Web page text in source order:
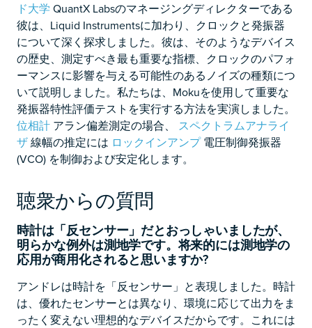
ド大学 QuantX Labsのマネージングディレクターである
彼は、Liquid Instrumentsに加わり、クロックと発振器
について深く探求しました。彼は、そのようなデバイス
の歴史、測定すべき最も重要な指標、クロックのパフォ
ーマンスに影響を与える可能性のあるノイズの種類につ
いて説明しました。私たちは、Mokuを使用して重要な
発振器特性評価テストを実行する方法を実演しました。
位相計 アラン偏差測定の場合、 スペクトラムアナライ
ザ線幅の推定には ロックインアンプ電圧制御発振器
(VCO) を制御および安定化します。
聴衆からの質問
時計は「反センサー」だとおっしゃいましたが、
明らかな例外は測地学です。将来的には測地学の
応用が商用化されると思いますか?
アンドレは時計を「反センサー」と表現しました。時計
は、優れたセンサーとは異なり、環境に応じて出力をま
ったく変えない理想的なデバイスだからです。これには